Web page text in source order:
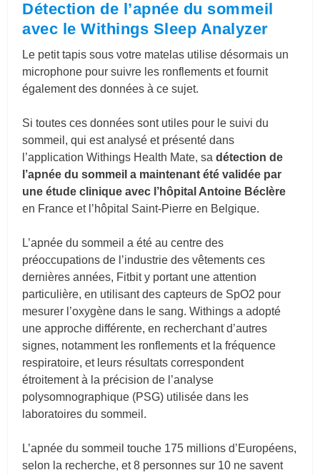
Détection de l’apnée du sommeil
avec le Withings Sleep Analyzer
Le petit tapis sous votre matelas utilise désormais un
microphone pour suivre les ronflements et fournit
également des données à ce sujet.
Si toutes ces données sont utiles pour le suivi du
sommeil, qui est analysé et présenté dans
l’application Withings Health Mate, sadétection de
l’apnée du sommeil a maintenant été validée par
une étude clinique avec l’hôpital Antoine Béclère
en France et l’hôpital Saint-Pierre en Belgique.
L’apnée du sommeil a été au centre des
préoccupations de l’industrie des vêtements ces
dernières années, Fitbit y portant une attention
particulière, en utilisant des capteurs de SpO2 pour
mesurer l’oxygène dans le sang. Withings a adopté
une approche différente, en recherchant d’autres
signes, notamment les ronflements et la fréquence
respiratoire, et leurs résultats correspondent
étroitement à la précision de l’analyse
polysomnographique (PSG) utilisée dans les
laboratoires du sommeil.
L’apnée du sommeil touche 175 millions d’Européens,
selon la recherche, et 8 personnes sur 10 ne savent